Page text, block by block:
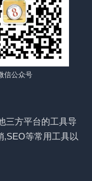
信公众号
三方平台的工具导
,SEO等常用工具以